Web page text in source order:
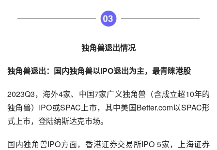
独角兽退出情况
独角兽退出：国内独角兽以IPO退出为主，最青睐港股
2023Q3，海外4家、中国7家广义独角兽（含成立超10年的
独角兽）IPO或SPAC上市，其中美国Better.com以SPAC形
式上市，登陆纳斯达克市场。
国内独角兽IPO方面，香港证券交易所IPO 5家，上海证券